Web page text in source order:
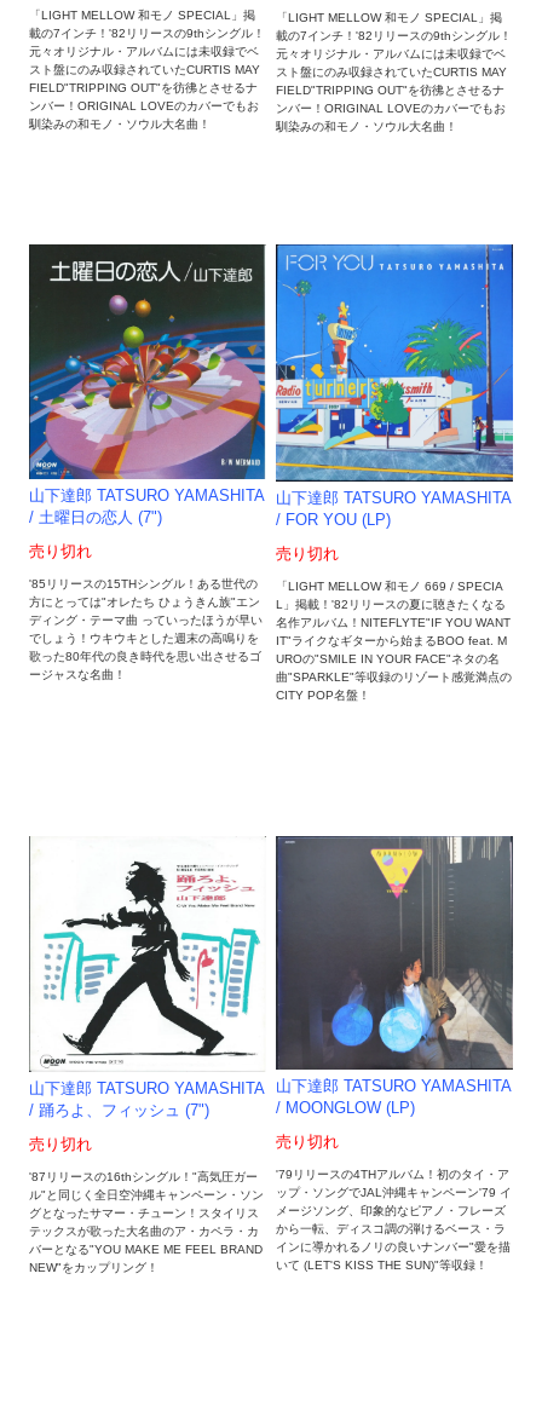
「LIGHT MELLOW 和モノ SPECIAL」掲
載の7インチ！'82リリースの9thシングル！
元々オリジナル・アルバムには未収録でベ
スト盤にのみ収録されていたCURTIS MAY
FIELD"TRIPPING OUT"を彷彿とさせるナ
ンバー！ORIGINAL LOVEのカバーでもお
馴染みの和モノ・ソウル大名曲！
「LIGHT MELLOW 和モノ SPECIAL」掲
載の7インチ！'82リリースの9thシングル！
元々オリジナル・アルバムには未収録でベ
スト盤にのみ収録されていたCURTIS MAY
FIELD"TRIPPING OUT"を彷彿とさせるナ
ンバー！ORIGINAL LOVEのカバーでもお
馴染みの和モノ・ソウル大名曲！
山下達郎 TATSURO YAMASHITA
/ 土曜日の恋人 (7")
売り切れ
'85リリースの15THシングル！ある世代の
方にとっては"オレたち ひょうきん族"エン
ディング・テーマ曲 っていったほうが早い
でしょう！ウキウキとした週末の高鳴りを
歌った80年代の良き時代を思い出させるゴ
ージャスな名曲！
山下達郎 TATSURO YAMASHITA
/ FOR YOU (LP)
売り切れ
「LIGHT MELLOW 和モノ 669 / SPECIA
L」掲載！'82リリースの夏に聴きたくなる
名作アルバム！NITEFLYTE"IF YOU WANT
IT"ライクなギターから始まるBOO feat. M
UROの"SMILE IN YOUR FACE"ネタの名
曲"SPARKLE"等収録のリゾート感覚満点の
CITY POP名盤！
山下達郎 TATSURO YAMASHITA
/ 踊ろよ、フィッシュ (7")
売り切れ
'87リリースの16thシングル！"高気圧ガー
ル"と同じく全日空沖縄キャンペーン・ソン
グとなったサマー・チューン！スタイリス
テックスが歌った大名曲のア・カペラ・カ
バーとなる"YOU MAKE ME FEEL BRAND
NEW"をカップリング！
山下達郎 TATSURO YAMASHITA
/ MOONGLOW (LP)
売り切れ
'79リリースの4THアルバム！初のタイ・ア
ップ・ソングでJAL沖縄キャンペーン'79 イ
メージソング、印象的なピアノ・フレーズ
から一転、ディスコ調の弾けるベース・ラ
インに導かれるノリの良いナンバー"愛を描
いて (LET'S KISS THE SUN)"等収録！